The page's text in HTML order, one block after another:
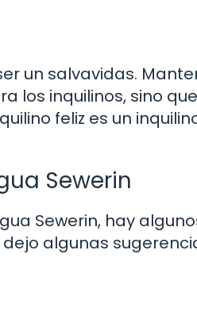
un salvavidas.
los inquilinos, sino que
feliz es un
Sewerin
Sewerin, hay
algunas